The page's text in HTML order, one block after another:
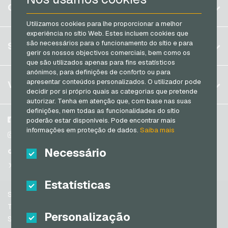
Utilizamos cookies para lhe proporcionar a melhor
experiência no sítio Web. Estes incluem cookies que
são necessários para o funcionamento do sítio e para
gerir os nossos objectivos comerciais, bem como os
que são utilizados apenas para fins estatísticos
anónimos, para definições de conforto ou para
apresentar conteúdos personalizados. O utilizador pode
decidir por si próprio quais as categorias que pretende
autorizar. Tenha em atenção que, com base nas suas
definições, nem todas as funcionalidades do sítio
poderão estar disponíveis. Pode encontrar mais
informações em proteção de dados.Saiba mais
Necessário
Estatísticas
Personalização
Transcash Cartoes de pagamento
Bélgica
Alemanha (DE)
Alemanha (EN)
França
Itália
Países Baixos
Áustria
Portugal
Switzerland (DE)
Switzerland (IT)
Estados Unidos da América (EN)
CONTA
Registrar
Meu carrinho
SERVIÇO
FAQ
Formas de pagamento
Termos e condicoes&Direito de arrependimento
Política de privacidade
VGO-SHOP
Sobre nós
Parceiros
Facebook
Instagram
TikTok
Suporte
Termos e condicoes
Segurança e verificação